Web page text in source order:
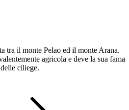
tra il monte Pelao ed il monte Arana.
agricola e deve la sua fama
ciliege.